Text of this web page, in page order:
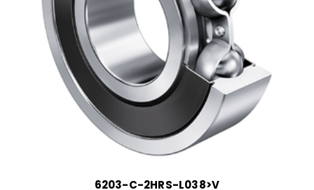
6203-C-2HRS-L038>V